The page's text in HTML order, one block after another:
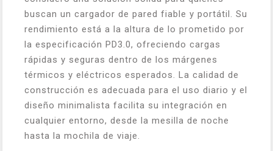
buscan un cargador de pared fiable y portátil. Su
rendimiento está a la altura de lo prometido por
la especificación PD3.0, ofreciendo cargas
rápidas y seguras dentro de los márgenes
térmicos y eléctricos esperados. La calidad de
construcción es adecuada para el uso diario y el
diseño minimalista facilita su integración en
cualquier entorno, desde la mesilla de noche
hasta la mochila de viaje.